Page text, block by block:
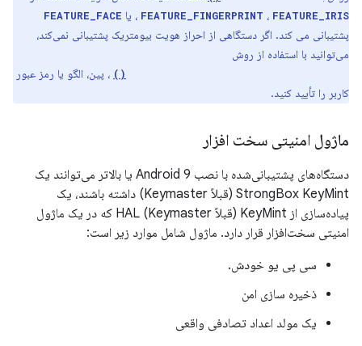
FEATURE_FINGERPRINT ، FEATURE_IRIS ، یا FEATURE_FACE
پشتیبانی می کند. اگر دستگاهی از احراز هویت بیومتریک پشتیبانی نمی‌کند،
می‌توانید با استفاده از روش
، پین، الگو یا رمز عبور
کاربر را تأیید کنید.
ماژول امنیتی سخت افزار
دستگاه‌های پشتیبانی‌شده با نصب Android 9 یا بالاتر می‌توانند یک
StrongBox KeyMint (قبلاً Keymaster) داشته باشند، یک
پیاده‌سازی از KeyMint (قبلاً Keymaster) HAL که در یک ماژول
امنیتی سخت‌افزار قرار دارد. ماژول شامل موارد زیر است:
سی پی یو خودش.
ذخیره سازی امن
یک مولد اعداد تصادفی واقعی